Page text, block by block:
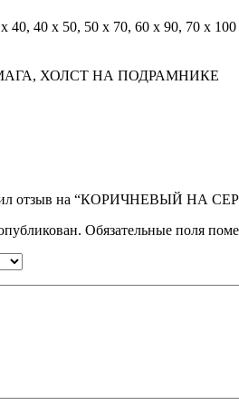
40, 40 х 50, 50 х 70, 60 х 90, 70 х 100
ХОЛСТ НА ПОДРАМНИКЕ
отзыв на “КОРИЧНЕВЫЙ НА
Обязательные поля